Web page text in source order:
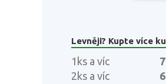
Levněji? Kupte více
1ks a víc
2ks a víc